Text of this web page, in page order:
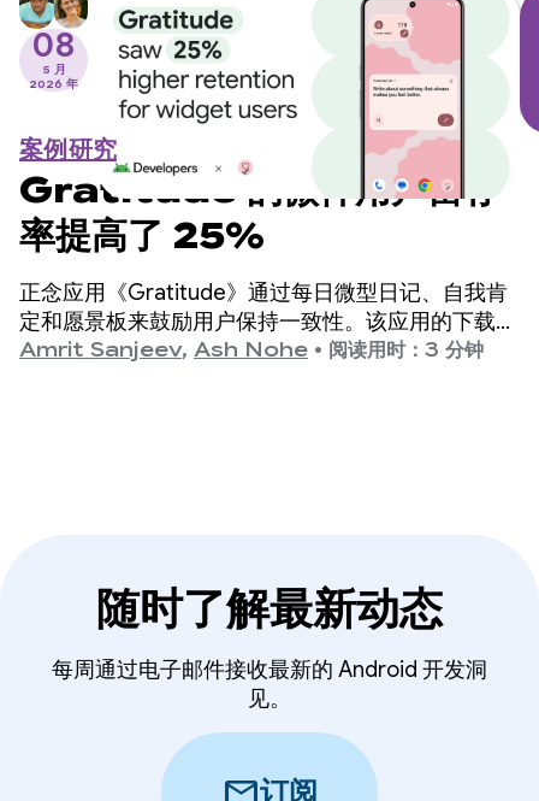
08
5 月
2026 年
案例研究
Gratitude 的微件用户留存
率提高了 25%
正念应用《Gratitude》通过每日微型日记、自我肯
定和愿景板来鼓励用户保持一致性。该应用的下载量
已超过 600 万次，获得了 15 万次五星评级，并记录
Amrit Sanjeev, Ash Nohe • 阅读用时：3 分钟
随时了解最新动态
每周通过电子邮件接收最新的 Android 开发洞
见。
订阅